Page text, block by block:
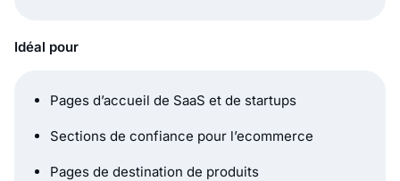
Idéal pour
Pages d’accueil de SaaS et de startups
Sections de confiance pour l’ecommerce
Pages de destination de produits